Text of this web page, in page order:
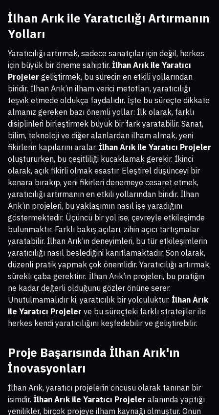
İlhan Arık ile Yaratıcılığı Artırmanın
Yolları
Yaratıcılığı artırmak, sadece sanatçılar için değil, herkes
için büyük bir öneme sahiptir. İlhan Arık ile Yaratıcı
Projeler geliştirmek, bu sürecin en etkili yollarından
biridir. İlhan Arık’ın ilham verici metotları, yaratıcılığı
teşvik etmede oldukça faydalıdır. İşte bu süreçte dikkate
almanız gereken bazı önemli yollar: İlk olarak, farklı
disiplinleri birleştirmek büyük bir fark yaratabilir. Sanat,
bilim, teknoloji ve diğer alanlardan ilham almak, yeni
fikirlerin kapılarını aralar. İlhan Arık ile Yaratıcı Projeler
oluştururken, bu çeşitliliği kucaklamak gerekir. İkinci
olarak, açık fikirli olmak esastır. Eleştirel düşünceyi bir
kenara bırakıp, yeni fikirleri denemeye cesaret etmek,
yaratıcılığı artırmanın en etkili yollarından biridir. İlhan
Arık’ın projeleri, bu yaklaşımın nasıl işe yaradığını
göstermektedir. Üçüncü bir yol ise, çevreyle etkileşimde
bulunmaktır. Farklı bakış açıları, zihin açıcı tartışmalar
yaratabilir. İlhan Arık’ın deneyimleri, bu tür etkileşimlerin
yaratıcılığı nasıl beslediğini kanıtlamaktadır. Son olarak,
düzenli pratik yapmak çok önemlidir. Yaratıcılığı artırmak,
sürekli çaba gerektirir. İlhan Arık’ın projeleri, bu pratiğin
ne kadar değerli olduğunu gözler önüne serer.
Unutulmamalıdır ki, yaratıcılık bir yolculuktur. İlhan Arık
ile Yaratıcı Projeler ve bu süreçteki farklı stratejiler ile
herkes kendi yaratıcılığını keşfedebilir ve geliştirebilir.
Proje Başarısında İlhan Arık'ın
İnovasyonları
İlhan Arık, yaratıcı projelerin öncüsü olarak tanınan bir
isimdir. İlhan Arık ile Yaratıcı Projeler alanında yaptığı
yenilikler, birçok projeye ilham kaynağı olmuştur. Onun